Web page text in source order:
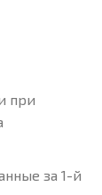
при
за 1-й